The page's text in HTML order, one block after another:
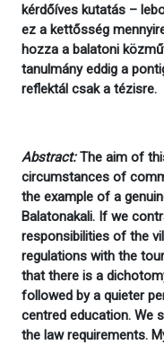
kérdőíves kutatás –
ez a kettősség
hozza a balatoni
tanulmány eddig a
reflektál csak a tézisre.
Abstract:The aim of
circumstances of
the example of a
Balatonakali. If we
responsibilities of the
regulations with the
that there is a
followed by a quieter
centred education. We
the law requirements.